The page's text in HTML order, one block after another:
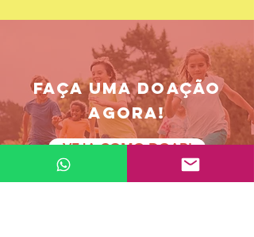
FAÇA UMA DOAÇÃO
AGORA!
VEJA COMO DOAR!
Doe sua NFP